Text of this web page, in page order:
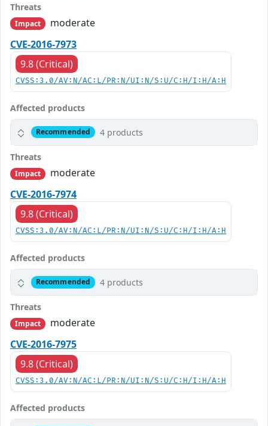
Threats
Impact
moderate
CVE-2016-7973
9.8 (Critical)
CVSS:3.0/AV:N/AC:L/PR:N/UI:N/S:U/C:H/I:H/A:H
Affected products
Recommended 4 products
Threats
Impact
moderate
CVE-2016-7974
9.8 (Critical)
CVSS:3.0/AV:N/AC:L/PR:N/UI:N/S:U/C:H/I:H/A:H
Affected products
Recommended 4 products
Threats
Impact
moderate
CVE-2016-7975
9.8 (Critical)
CVSS:3.0/AV:N/AC:L/PR:N/UI:N/S:U/C:H/I:H/A:H
Affected products